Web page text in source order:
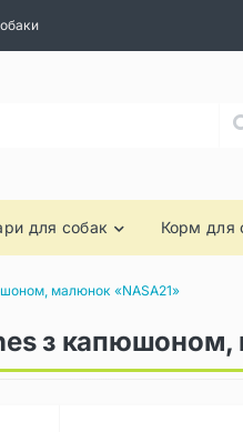
для собак Корм для
малюнок «NASA21»
з